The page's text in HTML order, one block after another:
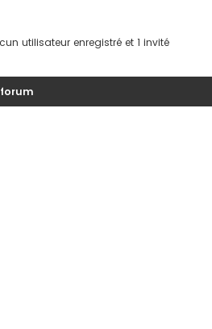
utilisateur enregistré et 1 invité